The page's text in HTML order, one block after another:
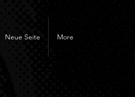
Neue Seite More